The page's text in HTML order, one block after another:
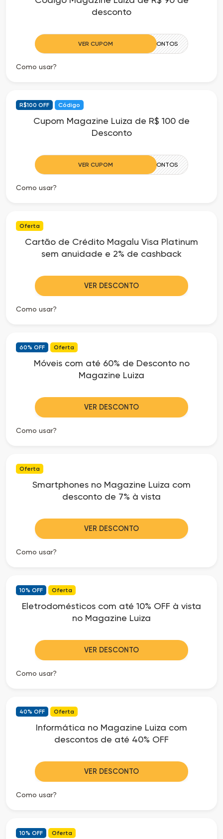
desconto
VER CUPOM90CIADOSDESCONTOS
Como usar?
R$100 OFF Código
Cupom Magazine Luiza de R$ 100 de
Desconto
VER CUPOM100CIADOSDESCONTOS
Como usar?
Oferta
Cartão de Crédito Magalu Visa Platinum
sem anuidade e 2% de cashback
VER DESCONTO
Como usar?
60% OFF Oferta
Móveis com até 60% de Desconto no
Magazine Luiza
VER DESCONTO
Como usar?
Oferta
Smartphones no Magazine Luiza com
desconto de 7% à vista
VER DESCONTO
Como usar?
10% OFF Oferta
Eletrodomésticos com até 10% OFF à vista
no Magazine Luiza
VER DESCONTO
Como usar?
40% OFF Oferta
Informática no Magazine Luiza com
descontos de até 40% OFF
VER DESCONTO
Como usar?
10% OFF Oferta